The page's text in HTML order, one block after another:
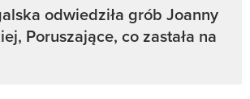
odwiedziła grób Joanny
Poruszające, co zastała na